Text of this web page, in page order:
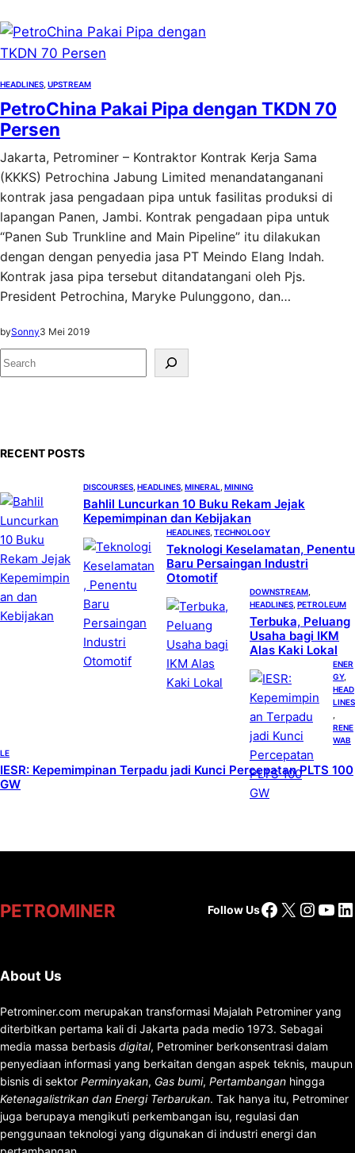
HEADLINES UPSTREAM
PetroChina Pakai Pipa dengan TKDN 70
Persen
Jakarta, Petrominer – Kontraktor Kontrak Kerja Sama
(KKKS) Petrochina Jabung Limited menandatanganani
kontrak jasa pengadaan pipa untuk fasilitas produksi di
lapangan Panen, Jambi. Kontrak pengadaan pipa untuk
“Panen Sub Trunkline and Main Pipeline” itu dilakukan
dengan dengan penyedia jasa PT Meindo Elang Indah.
Kontrak jasa pipa tersebut ditandatangani oleh Pjs.
President Petrochina, Maryke Pulunggono, dan…
bySonny3 Mei 2019
S
e
RECENT POSTS
DISCOURSES HEADLINES MINERAL MINING
Bahlil Luncurkan 10 Buku Rekam Jejak
Kepemimpinan dan Kebijakan
HEADLINES TECHNOLOGY
Teknologi Keselamatan, Penentu
Baru Persaingan Industri
Otomotif
DOWNSTREAM
HEADLINES PETROLEUM
Terbuka, Peluang
Usaha bagi IKM
Alas Kaki Lokal
ENER
GY
HEAD
LINES
RENE
WAB
LE
IESR: Kepemimpinan Terpadu jadi Kunci Percepatan PLTS 100
GW
PETROMINER Follow UsFacebook
X
About Us
Petrominer.com merupakan transformasi Majalah Petrominer yang
diterbitkan pertama kali di Jakarta pada medio 1973. Sebagai
media massa berbasis digital, Petrominer berkonsentrasi dalam
penyediaan informasi yang berkaitan dengan aspek teknis, maupun
bisnis di sektor Perminyakan, Gas bumi, Pertambangan hingga
Ketenagalistrikan dan Energi Terbarukan. Tak hanya itu, Petrominer
juga berupaya mengikuti perkembangan isu, regulasi dan
penggunaan teknologi yang digunakan di industri energi dan